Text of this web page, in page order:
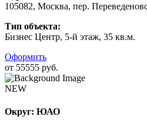
105082, Москва, пер.
Тип объекта:
Бизнес Центр, 5-й этаж, 35 кв.м.
Оформить
от 55555 руб.
NEW
Округ: ЮАО